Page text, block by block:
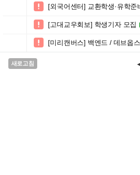
 [외국어센터] 교환학생·유학
 [고대교우회보] 학생기자 모집
 [미리캔버스] 백엔드 / 데브옵
새로고침